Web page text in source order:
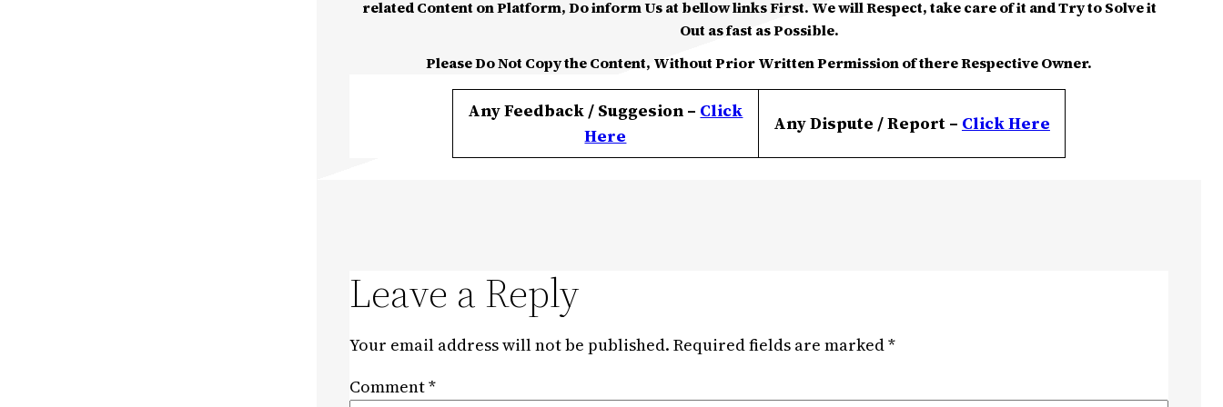
related Content on Platform, Do inform Us at bellow links First. We will Respect, take care of it and Try to Solve it
Out as fast as Possible.
Please Do Not Copy the Content, Without Prior Written Permission of there Respective Owner.
Any Feedback / Suggesion – Click
Here
Any Dispute / Report – ClickHere
Leave a Reply
Your email address will not be published. Required fields are marked*
Comment*